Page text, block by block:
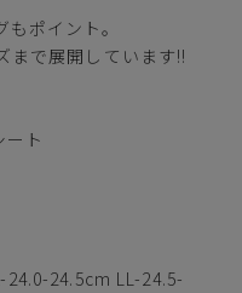
カートに入れる
ポイント。
まで展開しています!!
ト
24.5cm LL-24.5-